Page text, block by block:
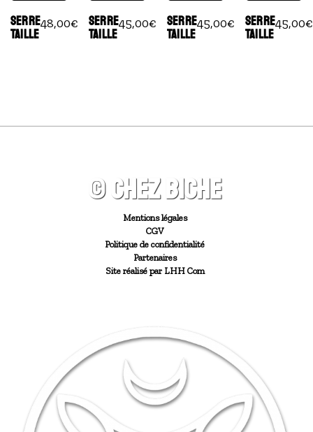
SERRE
TAILLE
48,00€
SERRE
TAILLE
45,00€
SERRE
TAILLE
45,00€
SERRE
TAILLE
45,00€
© CHEZ BICHE
Mentions légales
CGV
Politique de confidentialité
Partenaires
Site réalisé par LHH Com